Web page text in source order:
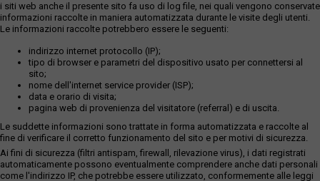
i siti web anche il presente sito fa uso di log file, nei quali vengono conservate
informazioni raccolte in maniera automatizzata durante le visite degli utenti.
Le informazioni raccolte potrebbero essere le seguenti:
indirizzo internet protocollo (IP);
tipo di browser e parametri del dispositivo usato per connettersi al
sito;
nome dell'internet service provider (ISP);
data e orario di visita;
pagina web di provenienza del visitatore (referral) e di uscita.
Le suddette informazioni sono trattate in forma automatizzata e raccolte al
fine di verificare il corretto funzionamento del sito e per motivi di sicurezza.
Ai fini di sicurezza (filtri antispam, firewall, rilevazione virus), i dati registrati
automaticamente possono eventualmente comprendere anche dati personali
come l'indirizzo IP, che potrebbe essere utilizzato, conformemente alle leggi